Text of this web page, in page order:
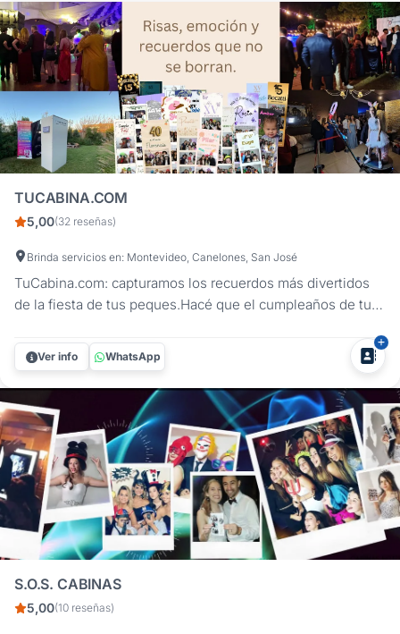
TUCABINA.COM
5,00(32 reseñas)
Brinda servicios en: Montevideo, Canelones, San José
TuCabina.com: capturamos los recuerdos más divertidos
de la fiesta de tus peques.Hacé que el cumpleaños de tu
cabina de fotos y plataforma de entretenimiento 360. En
TuCabina.com, ofrecemos una experiencia innovadora para
que los chicos y...
Ver info WhatsApp
S.O.S. CABINAS
5,00(10 reseñas)